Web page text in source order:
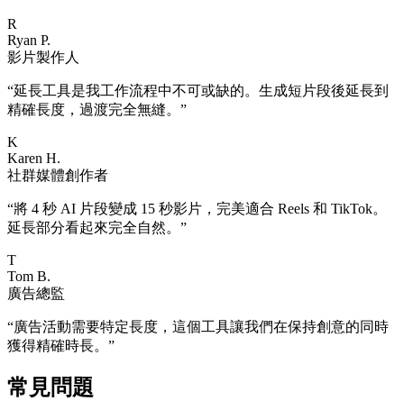
R
Ryan P.
影片製作人
“延長工具是我工作流程中不可或缺的。生成短片段後延長到
精確長度，過渡完全無縫。 ”
K
Karen H.
社群媒體創作者
“將 4 秒 AI 片段變成 15 秒影片，完美適合 Reels 和 TikTok。
延長部分看起來完全自然。 ”
T
Tom B.
廣告總監
“廣告活動需要特定長度，這個工具讓我們在保持創意的同時
獲得精確時長。 ”
常見問題